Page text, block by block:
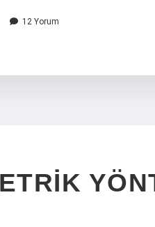
12 Yorum